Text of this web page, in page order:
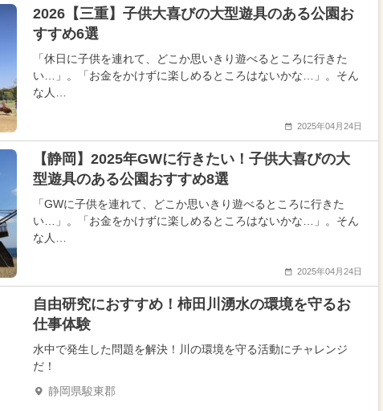
2026【三重】子供大喜びの大型遊具のある公園お
すすめ6選
「休日に子供を連れて、どこか思いきり遊べるところに行きた
い…」。「お金をかけずに楽しめるところはないかな…」。そん
な人…
2025年04月24日
【静岡】2025年GWに行きたい！子供大喜びの大
型遊具のある公園おすすめ8選
「GWに子供を連れて、どこか思いきり遊べるところに行きた
い…」。「お金をかけずに楽しめるところはないかな…」。そん
な人…
2025年04月24日
自由研究におすすめ！柿田川湧水の環境を守るお
仕事体験
水中で発生した問題を解決！川の環境を守る活動にチャレンジ
だ！
静岡県駿東郡